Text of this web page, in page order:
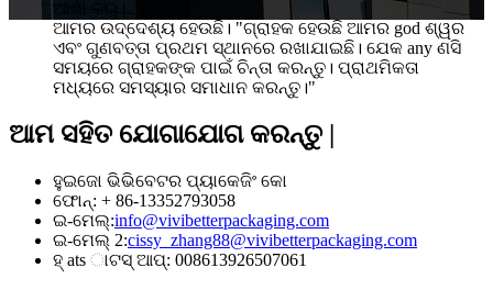
ଆମର ଉଦ୍ଦେଶ୍ୟ ହେଉଛି। "ଗ୍ରାହକ ହେଉଛି ଆମର god ଶ୍ୱର
ଏବଂ ଗୁଣବତ୍ତା ପ୍ରଥମ ସ୍ଥାନରେ ରଖାଯାଇଛି। ଯେକ any ଣସି
ସମୟରେ ଗ୍ରାହକଙ୍କ ପାଇଁ ଚିନ୍ତା କରନ୍ତୁ। ପ୍ରାଥମିକତା
ମଧ୍ୟରେ ସମସ୍ୟାର ସମାଧାନ କରନ୍ତୁ।"
ଆମ ସହିତ ଯୋଗାଯୋଗ କରନ୍ତୁ |
ହୁଇଜୋ ଭିଭିବେଟର ପ୍ୟାକେଜିଂ କୋ
ଫୋନ୍: + 86-13352793058
ଇ-ମେଲ୍:info@vivibetterpackaging.com
ଇ-ମେଲ୍ 2:cissy_zhang88@vivibetterpackaging.com
ହ୍ ats ାଟସ୍ ଆପ୍: 008613926507061